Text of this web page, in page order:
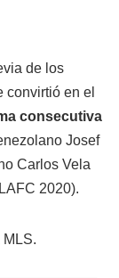
de los
convirtió en el
consecutiva
Josef
Carlos Vela
2020).